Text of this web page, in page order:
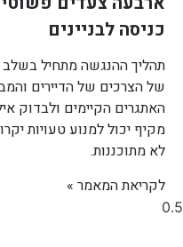
כניסה לבניינים
תהליך ההנגשה מתחיל
של הצרכים של הדיירים
האתגרים הקיימים ולבדוק
מקיף יכול למנוע טעויות
לא מתוכננות.
לקריאת המאמר »